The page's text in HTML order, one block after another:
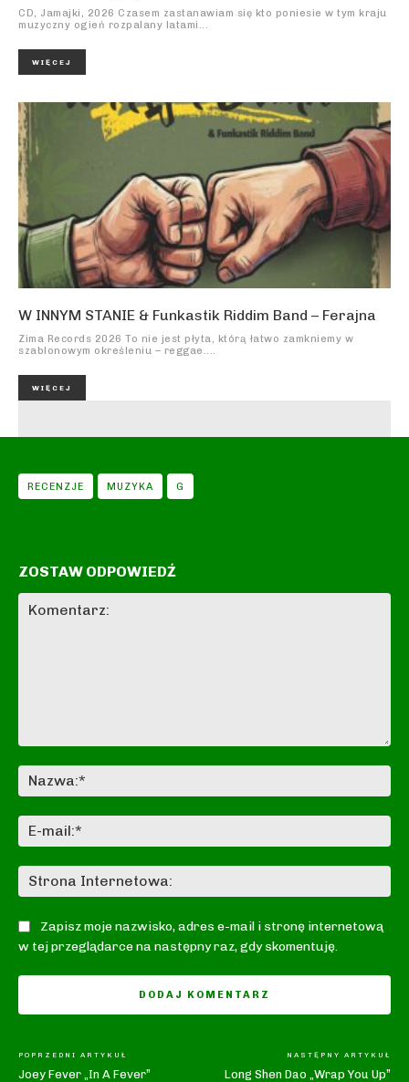
CD, Jamajki, 2026 Czasem zastanawiam się kto poniesie w tym kraju
muzyczny ogień rozpalany latami...
WIĘCEJ
W INNYM STANIE & Funkastik Riddim Band – Ferajna
Zima Records 2026 To nie jest płyta, którą łatwo zamkniemy w
szablonowym określeniu – reggae....
WIĘCEJ
RECENZJE MUZYKA G
ZOSTAW ODPOWIEDŹ
Zapisz moje nazwisko, adres e-mail i stronę internetową
w tej przeglądarce na następny raz, gdy skomentuję.
POPRZEDNI ARTYKUŁ
Joey Fever „In A Fever”
NASTĘPNY ARTYKUŁ
Long Shen Dao „Wrap You Up”